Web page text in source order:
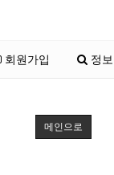
회원가입 정
메인으로